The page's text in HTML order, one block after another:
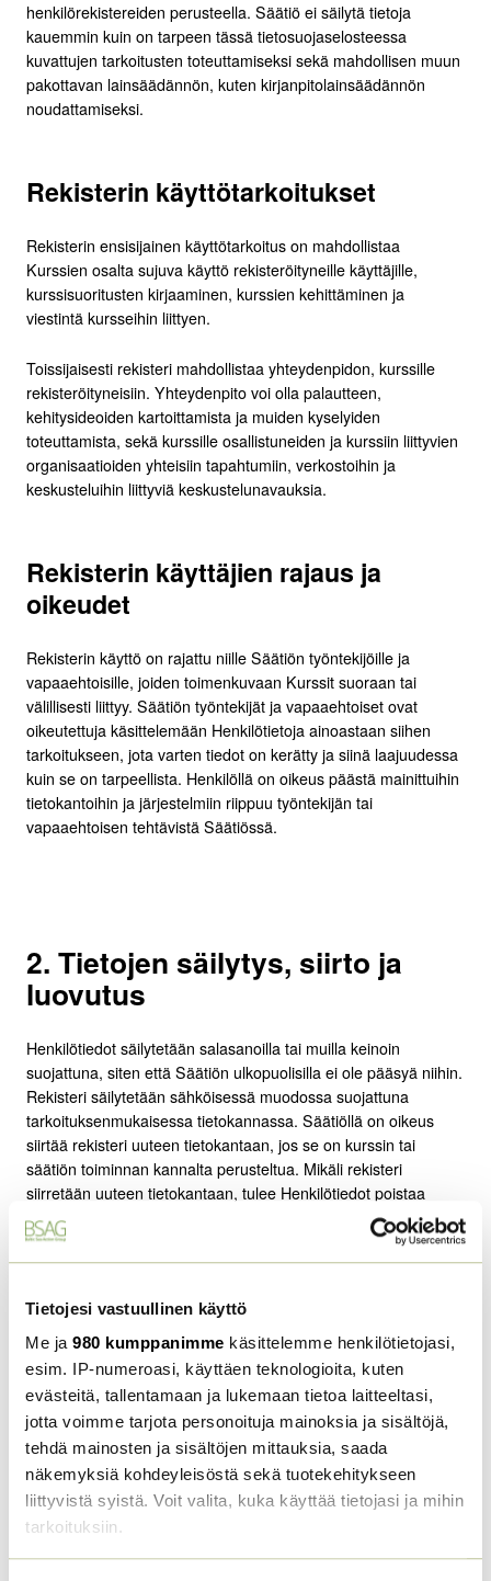
Tietojesi vastuullinen käyttö
Me ja 980 kumppanimme käsittelemme henkilötietojasi,
esim. IP-numeroasi, käyttäen teknologioita, kuten
evästeitä, tallentamaan ja lukemaan tietoa laitteeltasi,
jotta voimme tarjota personoituja mainoksia ja sisältöjä,
tehdä mainosten ja sisältöjen mittauksia, saada
näkemyksiä kohdeyleisöstä sekä tuotekehitykseen
liittyvistä syistä. Voit valita, kuka käyttää tietojasi ja mihin
tarkoituksiin.
henkilörekistereiden perusteella. Säätiö ei säilytä tietoja
kauemmin kuin on tarpeen tässä tietosuojaselosteessa
kuvattujen tarkoitusten toteuttamiseksi sekä mahdollisen muun
pakottavan lainsäädännön, kuten kirjanpitolainsäädännön
noudattamiseksi.
Rekisterin käyttötarkoitukset
Rekisterin ensisijainen käyttötarkoitus on mahdollistaa
Kurssien osalta sujuva käyttö rekisteröityneille käyttäjille,
kurssisuoritusten kirjaaminen, kurssien kehittäminen ja
viestintä kursseihin liittyen.
Toissijaisesti rekisteri mahdollistaa yhteydenpidon, kurssille
rekisteröityneisiin. Yhteydenpito voi olla palautteen,
kehitysideoiden kartoittamista ja muiden kyselyiden
toteuttamista, sekä kurssille osallistuneiden ja kurssiin liittyvien
organisaatioiden yhteisiin tapahtumiin, verkostoihin ja
keskusteluihin liittyviä keskustelunavauksia.
Rekisterin käyttäjien rajaus ja
oikeudet
Rekisterin käyttö on rajattu niille Säätiön työntekijöille ja
vapaaehtoisille, joiden toimenkuvaan Kurssit suoraan tai
välillisesti liittyy. Säätiön työntekijät ja vapaaehtoiset ovat
oikeutettuja käsittelemään Henkilötietoja ainoastaan siihen
tarkoitukseen, jota varten tiedot on kerätty ja siinä laajuudessa
kuin se on tarpeellista. Henkilöllä on oikeus päästä mainittuihin
tietokantoihin ja järjestelmiin riippuu työntekijän tai
vapaaehtoisen tehtävistä Säätiössä.
2. Tietojen säilytys, siirto ja
luovutus
Henkilötiedot säilytetään salasanoilla tai muilla keinoin
suojattuna, siten että Säätiön ulkopuolisilla ei ole pääsyä niihin.
Rekisteri säilytetään sähköisessä muodossa suojattuna
tarkoituksenmukaisessa tietokannassa. Säätiöllä on oikeus
siirtää rekisteri uuteen tietokantaan, jos se on kurssin tai
säätiön toiminnan kannalta perusteltua. Mikäli rekisteri
siirretään uuteen tietokantaan, tulee Henkilötiedot poistaa
aiemmasta tietokannasta viipymättä. Säätiöllä on oikeus ottaa
rekisteristä Henkilötietoja sisältävinä otteina ja raportteina
tulosteita tai sähköisiä kopioita. Kopiot tulee säilyttää yhtä
Henkilötietoja sisältäville otteille tai raporteille ei ole akuuttia
tarvetta, tulee kopiot tuhota.
Henkilötietoja voidaan luovuttaa tai siirtää kolmansille
osapuolille ainoastaan lain sallimissa rajoissa. Yleensä Säätiö
käyttää Henkilötietoja ainoastaan sisäistä tarkoitusta varten
eikä siirrä Henkilötietoja ulkopuolisille osapuolille ilman
nimenomaista suostumusta, ellei toisin ole jäljempänä todettu.
Varaamme oikeuden luovuttaa Henkilötietoja niille kolmansille
osapuolille, jotka työskentelevät Säätiölle niiden palveluiden